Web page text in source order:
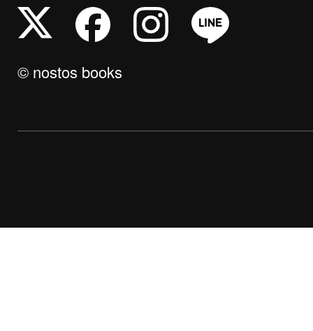
© nostos books